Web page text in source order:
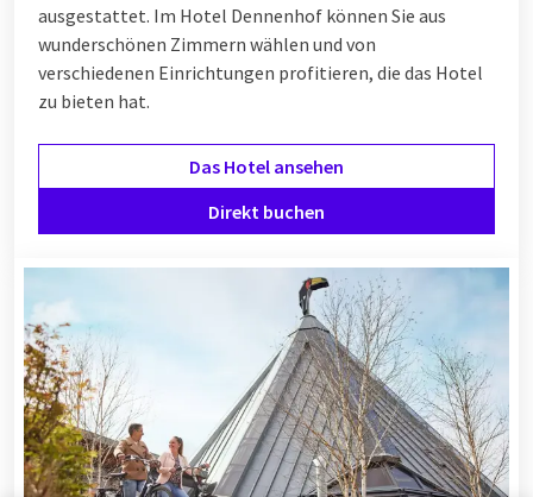
ausgestattet. Im Hotel Dennenhof können Sie aus
wunderschönen Zimmern wählen und von
verschiedenen Einrichtungen profitieren, die das Hotel
zu bieten hat.
Das Hotel ansehen
Direkt buchen